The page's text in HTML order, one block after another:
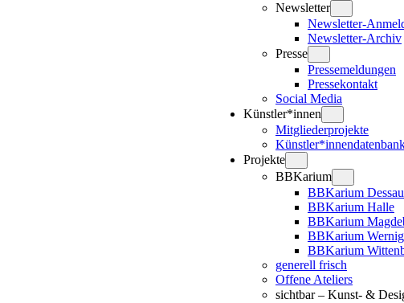
Newsletter
Newsletter-
Newsletter-Archiv
Presse
Pressemeldungen
Pressekontakt
Social Media
Künstler*innen
Mitgliederprojekte
Projekte
BBKarium
BBKarium Dessau
BBKarium Halle
BBKarium
BBKarium
BBKarium
generell frisch
Offene Ateliers
sichtbar – Kunst- &